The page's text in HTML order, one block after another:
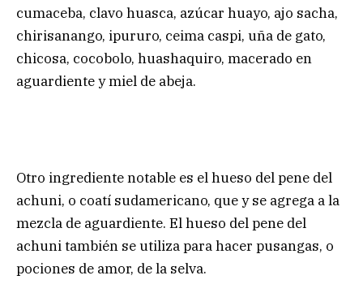
cumaceba, clavo huasca, azúcar huayo, ajo sacha,
chirisanango, ipururo, ceima caspi, uña de gato,
chicosa, cocobolo, huashaquiro, macerado en
aguardiente y miel de abeja.
Otro ingrediente notable es el hueso del pene del
achuni, o coatí sudamericano, que y se agrega a la
mezcla de aguardiente. El hueso del pene del
achuni también se utiliza para hacer pusangas, o
pociones de amor, de la selva.